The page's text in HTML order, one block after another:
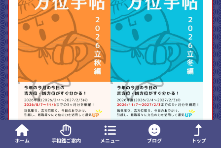
ホーム 手相鑑ご案内 メニュー ブログ トップ